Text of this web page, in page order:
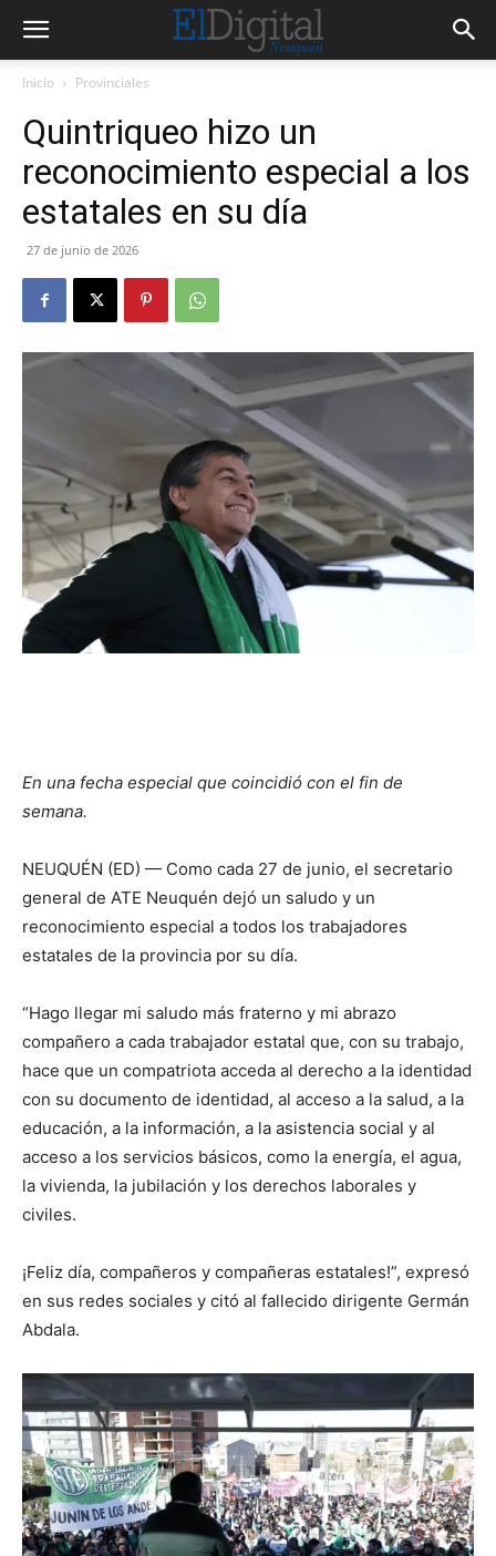
Inicio Provinciales
Quintriqueo hizo un
reconocimiento especial a los
estatales en su día
27 de junio de 2026
En una fecha especial que coincidió con el fin de
semana.
NEUQUÉN (ED) — Como cada 27 de junio, el secretario
general de ATE Neuquén dejó un saludo y un
reconocimiento especial a todos los trabajadores
estatales de la provincia por su día.
“Hago llegar mi saludo más fraterno y mi abrazo
compañero a cada trabajador estatal que, con su trabajo,
hace que un compatriota acceda al derecho a la identidad
con su documento de identidad, al acceso a la salud, a la
educación, a la información, a la asistencia social y al
acceso a los servicios básicos, como la energía, el agua,
la vivienda, la jubilación y los derechos laborales y
civiles.
¡Feliz día, compañeros y compañeras estatales!”, expresó
en sus redes sociales y citó al fallecido dirigente Germán
Abdala.